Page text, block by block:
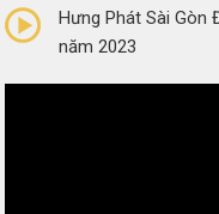
Hưng Phát Sài Gòn
năm 2023